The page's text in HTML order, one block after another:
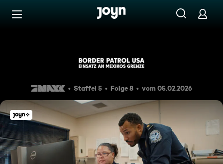
Zum Inhalt springen
Staffel 5 Folge 8 vom 05.02.2026